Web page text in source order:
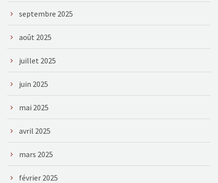
septembre 2025
août 2025
juillet 2025
juin 2025
mai 2025
avril 2025
mars 2025
février 2025